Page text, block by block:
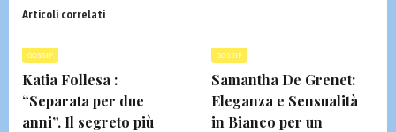
Articoli correlati
GOSSIP
Katia Follesa :
“Separata per due
anni”. Il segreto più
GOSSIP
Samantha De Grenet:
Eleganza e Sensualità
in Bianco per un